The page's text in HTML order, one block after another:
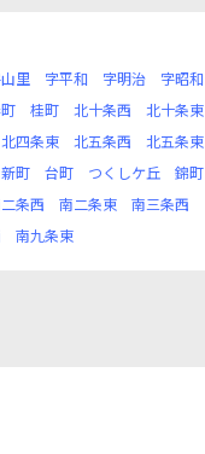
里 字平和 字明治
字昭和
桂町 北十条西
北十条東
北四条東 北五条西
北五条東
新町 台町 つくしケ丘
錦町
条西 南二条東
南三条西
南九条東